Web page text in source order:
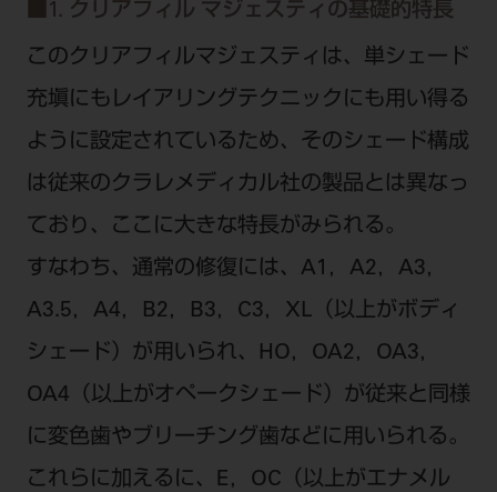
1. クリアフィル マジェスティの基礎的特長
このクリアフィルマジェスティは、単シェード
充塡にもレイアリングテクニックにも用い得る
ように設定されているため、そのシェード構成
は従来のクラレメディカル社の製品とは異なっ
ており、ここに大きな特長がみられる。
すなわち、通常の修復には、A1，A2，A3，
A3.5，A4，B2，B3，C3，XL（以上がボディ
シェード）が用いられ、HO，OA2，OA3，
OA4（以上がオペークシェード）が従来と同様
に変色歯やブリーチング歯などに用いられる。
これらに加えるに、E，OC（以上がエナメル